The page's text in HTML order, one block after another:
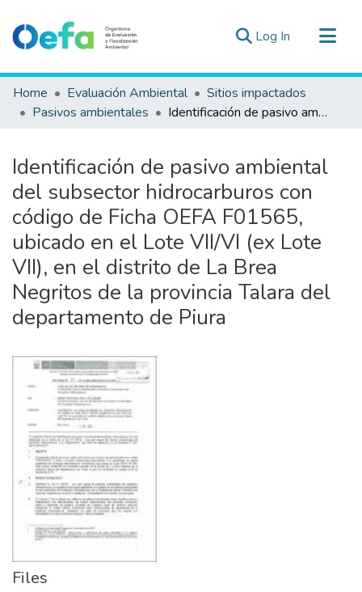
Log In (current)
Communities & Collections
All of DSpace
Estad. Externas
Guias ▾
Home Evaluación Ambiental
Sitios impactados
Pasivos ambientales
Identificación de pasivo ambiental del subsector hidrocarburos con código de Ficha OEFA F01565, ubicado en el Lote VII/VI (ex Lote VII), en el distrito de La Brea Negritos de la provincia Talara del departamento de Piura
Identificación de pasivo ambiental
del subsector hidrocarburos con
código de Ficha OEFA F01565,
ubicado en el Lote VII/VI (ex Lote
VII), en el distrito de La Brea
Negritos de la provincia Talara del
departamento de Piura
Files